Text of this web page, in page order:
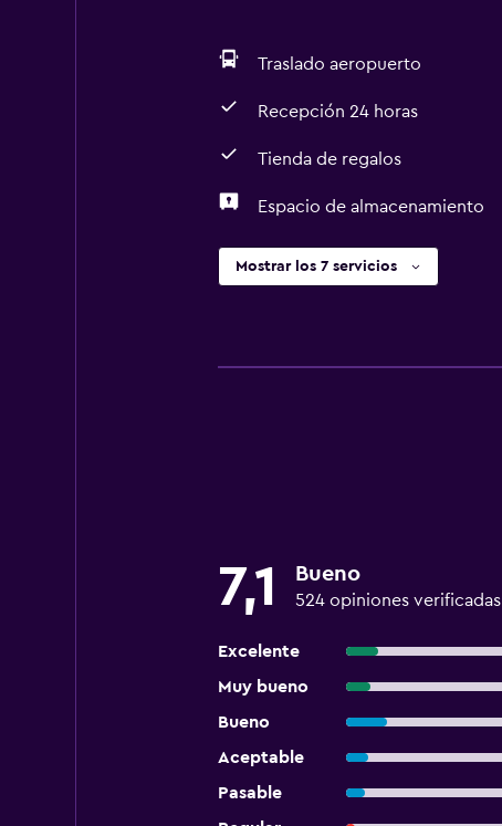
Traslado aeropuerto
Recepción 24 horas
Tienda de regalos
Espacio de almacenamiento
Mostrar los 7 servicios
7,1 Bueno
524 opiniones verificadas
Excelente
Muy bueno
Bueno
Aceptable
Pasable